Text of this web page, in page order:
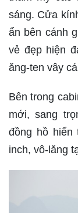
sáng. Cửa
ẩn bên cánh
vẻ đẹp hiện
ăng-ten vây
Bên trong
mới, sang
đồng hồ hiển
inch, vô-lăng